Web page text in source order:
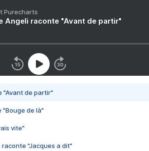
Purecharts
Angeli raconte "Avant de partir"
"Avant de partir"
"Bouge de là"
vite"
raconte "Jacques a dit"